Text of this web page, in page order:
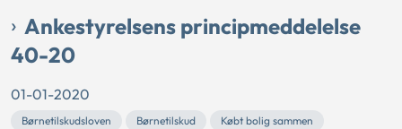
Ankestyrelsens principmeddelelse
40-20
01-01-2020
Børnetilskudsloven Børnetilskud
Købt bolig sammen